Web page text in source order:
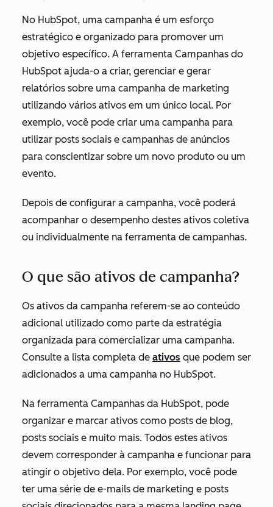
No HubSpot, uma campanha é um esforço
estratégico e organizado para promover um
objetivo específico. A ferramenta Campanhas do
HubSpot ajuda-o a criar, gerenciar e gerar
relatórios sobre uma campanha de marketing
utilizando vários ativos em um único local. Por
exemplo, você pode criar uma campanha para
utilizar posts sociais e campanhas de anúncios
para conscientizar sobre um novo produto ou um
evento.
Depois de configurar a campanha, você poderá
acompanhar o desempenho destes ativos coletiva
ou individualmente na ferramenta de campanhas.
O que são ativos de campanha?
Os ativos da campanha referem-se ao conteúdo
adicional utilizado como parte da estratégia
organizada para comercializar uma campanha.
Consulte a lista completa de ativos que podem ser
adicionados a uma campanha no HubSpot.
Na ferramenta Campanhas da HubSpot, pode
organizar e marcar ativos como posts de blog,
posts sociais e muito mais. Todos estes ativos
devem corresponder à campanha e funcionar para
atingir o objetivo dela. Por exemplo, você pode
ter uma série de e-mails de marketing e posts